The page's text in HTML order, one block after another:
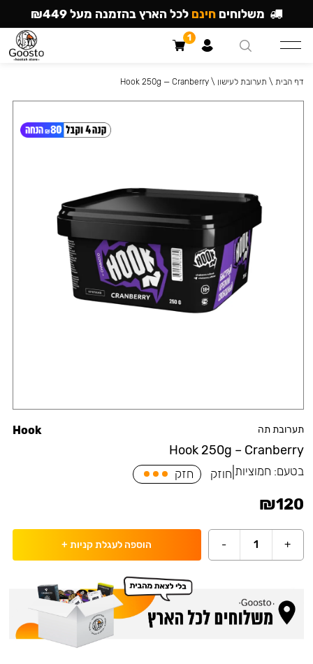
תערובת תה
Hook 250g – Cranberry
Hook
בטעם: חמוציות חוזק חזק
₪120
+
1
- הוספה לעגלת קניות +
דף הבית \ תערובת לעישון \
Hook 250g — Cranberry
משלוחים חינם לכל הארץ בהזמנה מעל ₪449
1